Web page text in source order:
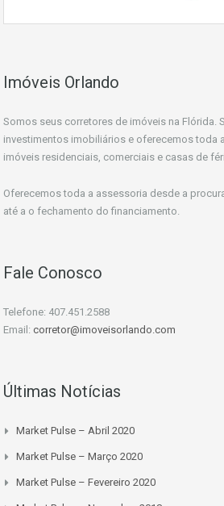
Imóveis Orlando
Somos seus corretores de imóveis na Flórida.
investimentos imobiliários e oferecemos toda
imóveis residenciais, comerciais e casas de
Oferecemos toda a assessoria desde a
até a o fechamento do financiamento.
Fale Conosco
Telefone: 407.451.2588
Email: corretor@imoveisorlando.com
Últimas Notícias
Market Pulse – Abril 2020
Market Pulse – Março 2020
Market Pulse – Fevereiro 2020